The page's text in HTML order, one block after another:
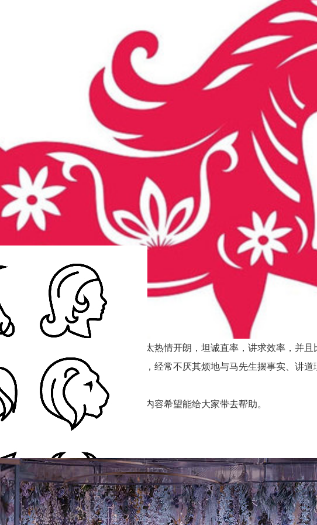
多彩，变换不定的生活。鸡太太热情开朗，坦诚直率，讲求效率，并且
太不能容忍马先生这样放任自流，经常不厌其烦地与马先生摆事实、讲
说都显得那样苍白无力。
吗，就给大家分享这些以上的内容希望能给大家带去帮助。